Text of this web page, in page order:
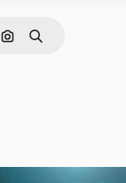
Поиск по
Поиск